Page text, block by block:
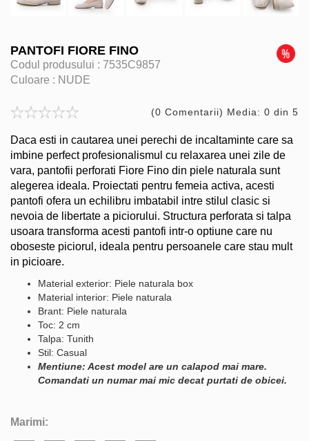
PANTOFI FIORE FINO
Codul produsului : 7535C9857
Culoare : NUDE
(0 Comentarii) Media: 0 din 5
Daca esti in cautarea unei perechi de incaltaminte care sa
imbine perfect profesionalismul cu relaxarea unei zile de
vara, pantofii perforati Fiore Fino din piele naturala sunt
alegerea ideala. Proiectati pentru femeia activa, acesti
pantofi ofera un echilibru imbatabil intre stilul clasic si
nevoia de libertate a piciorului. Structura perforata si talpa
usoara transforma acesti pantofi intr-o optiune care nu
oboseste piciorul, ideala pentru persoanele care stau mult
in picioare.
Material exterior: Piele naturala box
Material interior: Piele naturala
Brant: Piele naturala
Toc: 2 cm
Talpa: Tunith
Stil: Casual
Mentiune: Acest model are un calapod mai mare.
Comandati un numar mai mic decat purtati de obicei.
Marimi: